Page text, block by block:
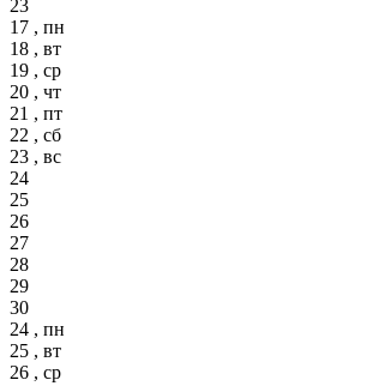
23
17 , пн
18 , вт
19 , ср
20 , чт
21 , пт
22 , сб
23 , вс
24
25
26
27
28
29
30
24 , пн
25 , вт
26 , ср